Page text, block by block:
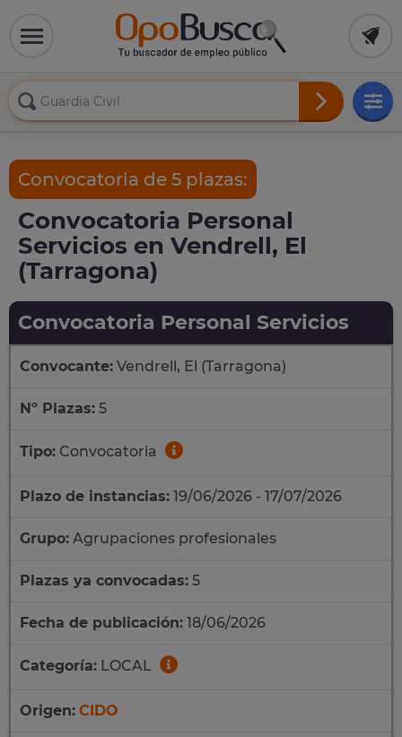
Convocatoria de 5 plazas:
Convocatoria Personal
Servicios en Vendrell, El
(Tarragona)
Convocatoria Personal Servicios
Convocante: Vendrell, El (Tarragona)
Nº Plazas: 5
Tipo: Convocatoria
Plazo de instancias: 19/06/2026 - 17/07/2026
Grupo: Agrupaciones profesionales
Plazas ya convocadas: 5
Fecha de publicación: 18/06/2026
Categoría: LOCAL
Origen: CIDO